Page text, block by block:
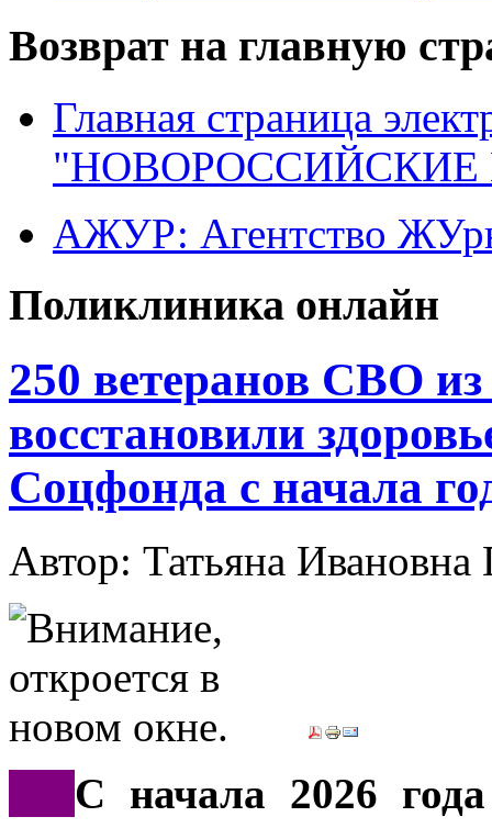
Возврат на главную
Главная страница
"НОВОРОССИЙСКИЕ
АЖУР: Агентство
Поликлиника онлайн
250 ветеранов СВО
восстановили
Соцфонда с начала
Автор: Татьяна
С начала 2026